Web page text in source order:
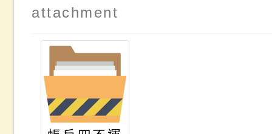
attachment